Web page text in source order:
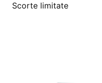
Scorte limitate